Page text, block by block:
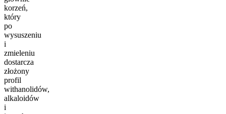
korzeń,
który
po
wysuszeniu
i
zmieleniu
dostarcza
złożony
profil
withanolidów,
alkaloidów
i